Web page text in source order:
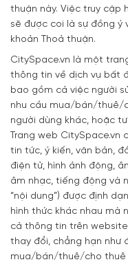
thuận này. Việc truy cập
sẽ được coi là sự đồng ý
khoản Thoả thuận.
CitySpace.vn là một
thông tin về dịch vụ bất
bao gồm cả việc người
nhu cầu mua/bán/thuê/
người dùng khác, hoặc
Trang web
tin tức, ý kiến, văn bản,
điện tử, hình ảnh động,
âm nhạc, tiếng động và
“nội dung”) được định
hình thức khác nhau mà
cả thông tin trên
thay đổi, chẳng hạn như
mua/bán/thuê/cho thuê